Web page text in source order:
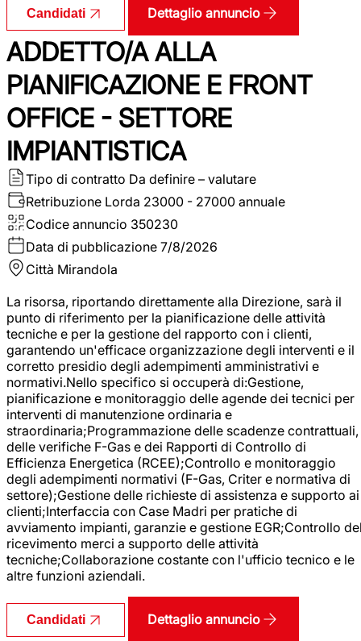
Candidati Dettaglio annuncio
ADDETTO/A ALLA
PIANIFICAZIONE E FRONT
OFFICE - SETTORE
IMPIANTISTICA
Tipo di contratto Da definire – valutare
Retribuzione Lorda 23000 - 27000 annuale
Codice annuncio 350230
Data di pubblicazione 7/8/2026
Città Mirandola
La risorsa, riportando direttamente alla Direzione, sarà il
punto di riferimento per la pianificazione delle attività
tecniche e per la gestione del rapporto con i clienti,
garantendo un'efficace organizzazione degli interventi e il
corretto presidio degli adempimenti amministrativi e
normativi.Nello specifico si occuperà di:Gestione,
pianificazione e monitoraggio delle agende dei tecnici per
interventi di manutenzione ordinaria e
straordinaria;Programmazione delle scadenze contrattuali,
delle verifiche F-Gas e dei Rapporti di Controllo di
Efficienza Energetica (RCEE);Controllo e monitoraggio
degli adempimenti normativi (F-Gas, Criter e normativa di
settore);Gestione delle richieste di assistenza e supporto ai
clienti;Interfaccia con Case Madri per pratiche di
avviamento impianti, garanzie e gestione EGR;Controllo
ricevimento merci a supporto delle attività
tecniche;Collaborazione costante con l'ufficio tecnico e le
altre funzioni aziendali.
Candidati Dettaglio annuncio